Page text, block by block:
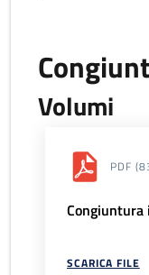
Volumi
PDF
SCARICA FILE